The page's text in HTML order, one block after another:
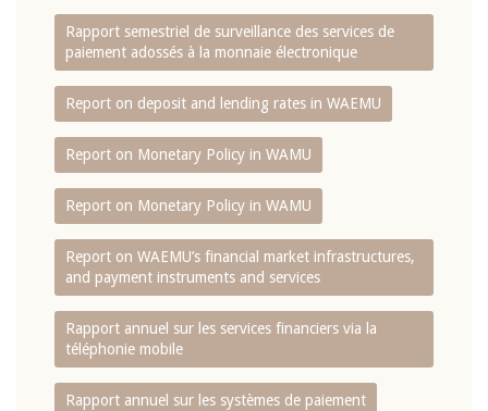
Rapport semestriel de surveillance des services de
paiement adossés à la monnaie électronique
Report on deposit and lending rates in WAEMU
Report on Monetary Policy in WAMU
Report on Monetary Policy in WAMU
Report on WAEMU’s financial market infrastructures,
and payment instruments and services
Rapport annuel sur les services financiers via la
téléphonie mobile
Rapport annuel sur les systèmes de paiement